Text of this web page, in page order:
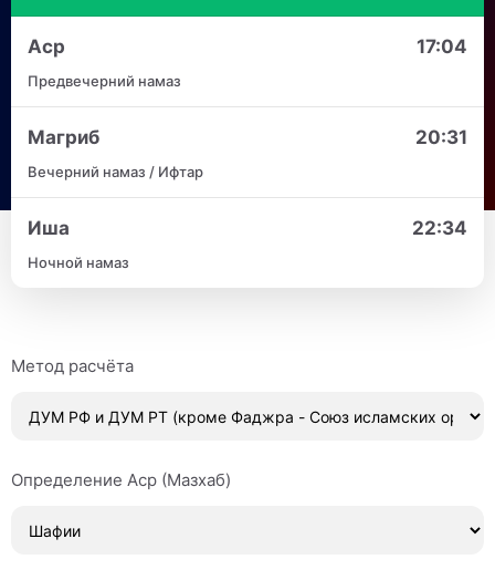
Аср 17:04
Предвечерний намаз
Магриб 20:31
Вечерний намаз / Ифтар
Иша 22:34
Ночной намаз
Метод расчёта
Определение Аср (Мазхаб)